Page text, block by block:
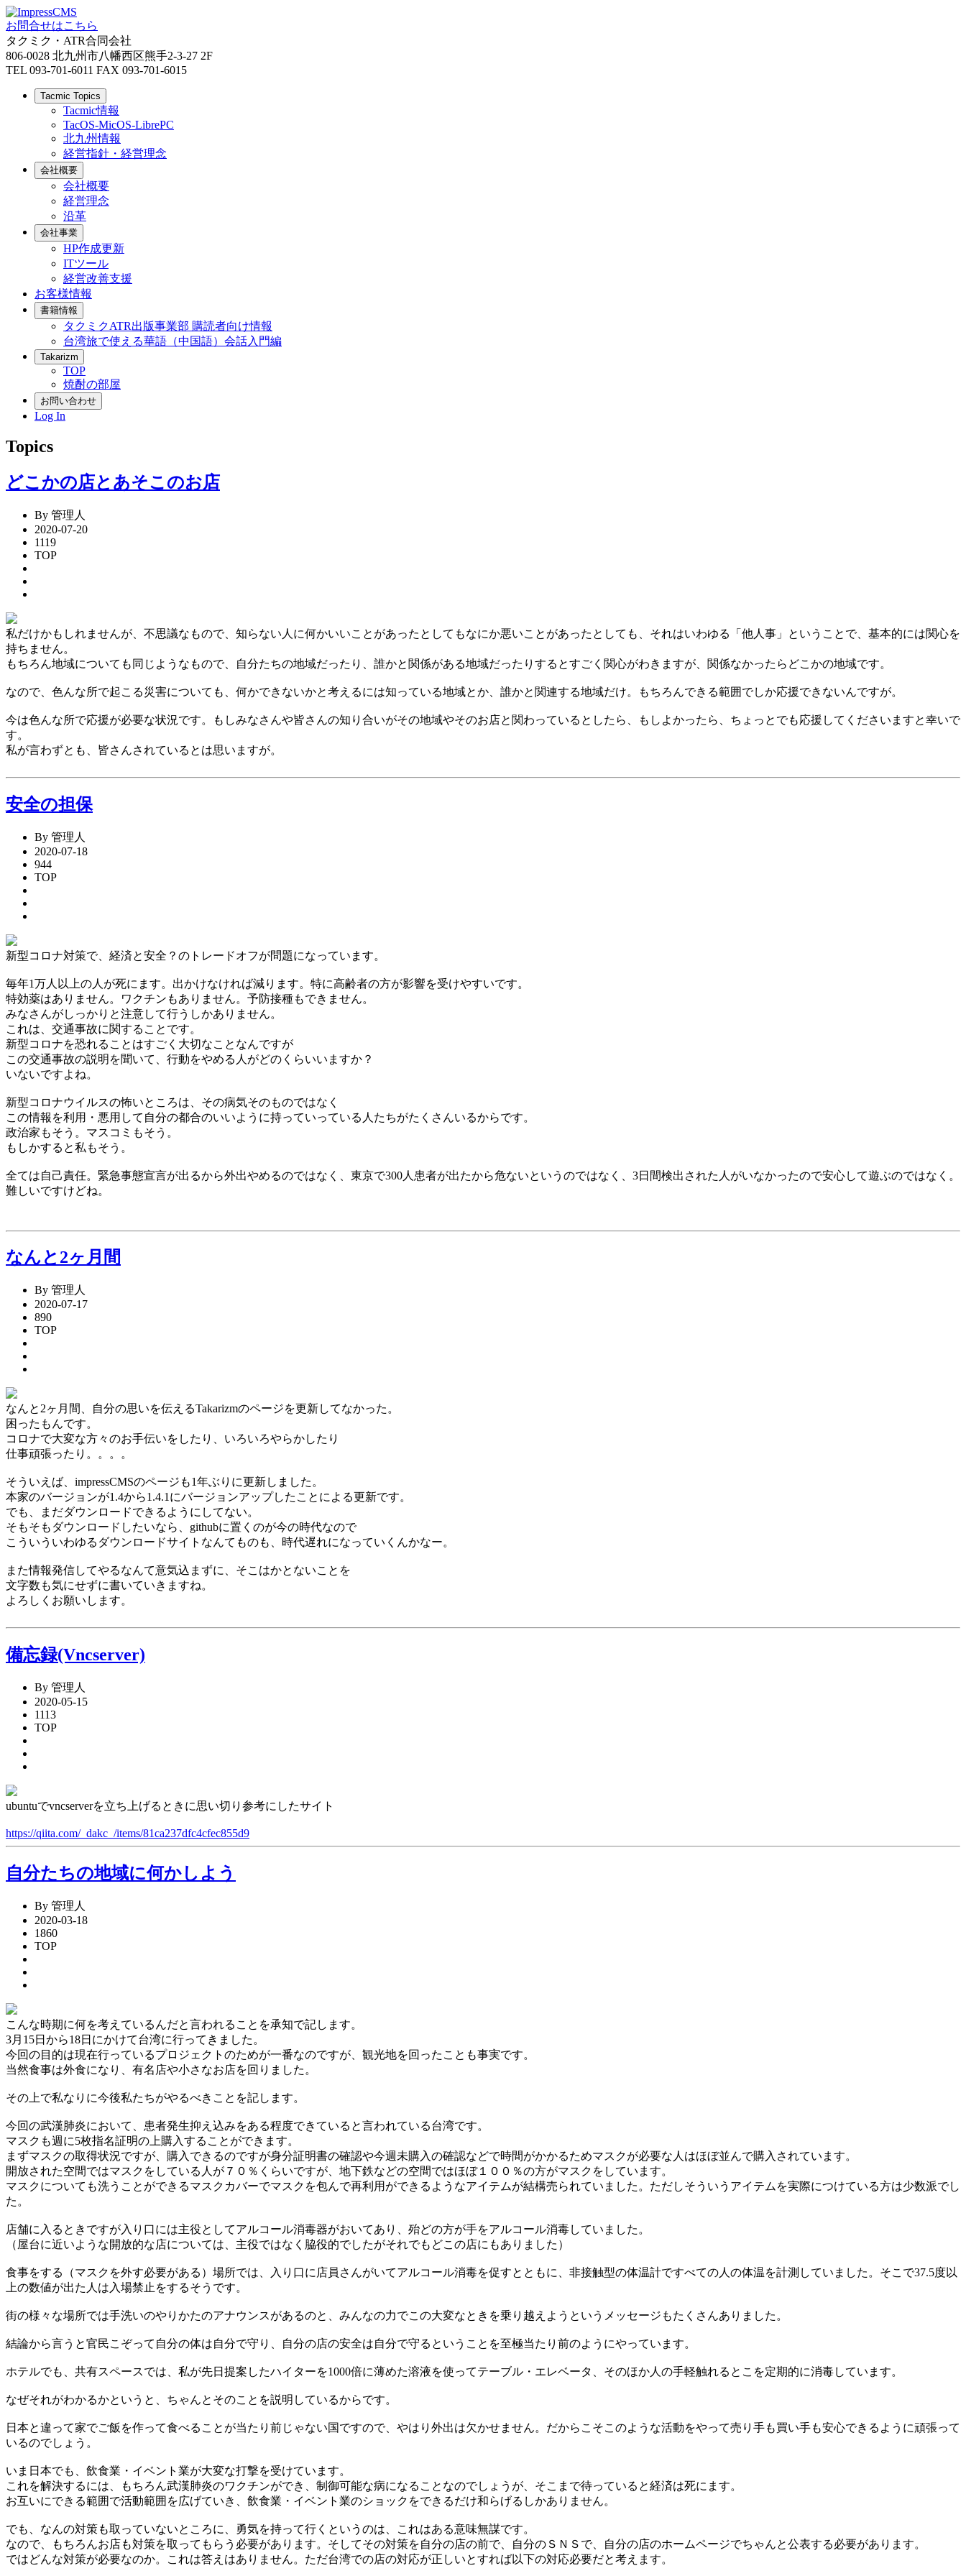
お問合せはこちら
タクミク・ATR合同会社
806-0028 北九州市八幡西区熊手2-3-27 2F
TEL 093-701-6011 FAX 093-701-6015
Tacmic Topics
Tacmic情報
TacOS-MicOS-LibrePC
北九州情報
経営指針・経営理念
会社概要
会社概要
経営理念
沿革
会社事業
HP作成更新
ITツール
経営改善支援
お客様情報
書籍情報
タクミクATR出版事業部 購読者向け情報
台湾旅で使える華語（中国語）会話入門編
Takarizm
TOP
焼酎の部屋
お問い合わせ
Log In
Topics
どこかの店とあそこのお店
By 管理人
2020-07-20
1119
TOP
私だけかもしれませんが、不思議なもので、知らない人に何かいいことがあったとしてもなにか悪いことがあったとしても、それはいわゆる「他人事」ということで、基本的には関心を
持ちません。
もちろん地域についても同じようなもので、自分たちの地域だったり、誰かと関係がある地域だったりするとすごく関心がわきますが、関係なかったらどこかの地域です。
なので、色んな所で起こる災害についても、何かできないかと考えるには知っている地域とか、誰かと関連する地域だけ。もちろんできる範囲でしか応援できないんですが。
今は色んな所で応援が必要な状況です。もしみなさんや皆さんの知り合いがその地域やそのお店と関わっているとしたら、もしよかったら、ちょっとでも応援してくださいますと幸いで
す。
私が言わずとも、皆さんされているとは思いますが。
安全の担保
By 管理人
2020-07-18
944
TOP
新型コロナ対策で、経済と安全？のトレードオフが問題になっています。
毎年1万人以上の人が死にます。出かけなければ減ります。特に高齢者の方が影響を受けやすいです。
特効薬はありません。ワクチンもありません。予防接種もできません。
みなさんがしっかりと注意して行うしかありません。
これは、交通事故に関することです。
新型コロナを恐れることはすごく大切なことなんですが
この交通事故の説明を聞いて、行動をやめる人がどのくらいいますか？
いないですよね。
新型コロナウイルスの怖いところは、その病気そのものではなく
この情報を利用・悪用して自分の都合のいいように持っていっている人たちがたくさんいるからです。
政治家もそう。マスコミもそう。
もしかすると私もそう。
全ては自己責任。緊急事態宣言が出るから外出やめるのではなく、東京で300人患者が出たから危ないというのではなく、3日間検出された人がいなかったので安心して遊ぶのではなく。
難しいですけどね。
なんと2ヶ月間
By 管理人
2020-07-17
890
TOP
なんと2ヶ月間、自分の思いを伝えるTakarizmのページを更新してなかった。
困ったもんです。
コロナで大変な方々のお手伝いをしたり、いろいろやらかしたり
仕事頑張ったり。。。。
そういえば、impressCMSのページも1年ぶりに更新しました。
本家のバージョンが1.4から1.4.1にバージョンアップしたことによる更新です。
でも、まだダウンロードできるようにしてない。
そもそもダウンロードしたいなら、githubに置くのが今の時代なので
こういういわゆるダウンロードサイトなんてものも、時代遅れになっていくんかなー。
また情報発信してやるなんて意気込まずに、そこはかとないことを
文字数も気にせずに書いていきますね。
よろしくお願いします。
備忘録(Vncserver)
By 管理人
2020-05-15
1113
TOP
ubuntuでvncserverを立ち上げるときに思い切り参考にしたサイト
https://qiita.com/_dakc_/items/81ca237dfc4cfec855d9
自分たちの地域に何かしよう
By 管理人
2020-03-18
1860
TOP
こんな時期に何を考えているんだと言われることを承知で記します。
3月15日から18日にかけて台湾に行ってきました。
今回の目的は現在行っているプロジェクトのためが一番なのですが、観光地を回ったことも事実です。
当然食事は外食になり、有名店や小さなお店を回りました。
その上で私なりに今後私たちがやるべきことを記します。
今回の武漢肺炎において、患者発生抑え込みをある程度できていると言われている台湾です。
マスクも週に5枚指名証明の上購入することができます。
まずマスクの取得状況ですが、購入できるのですが身分証明書の確認や今週未購入の確認などで時間がかかるためマスクが必要な人はほぼ並んで購入されています。
開放された空間ではマスクをしている人が７０％くらいですが、地下鉄などの空間ではほぼ１００％の方がマスクをしています。
マスクについても洗うことができるマスクカバーでマスクを包んで再利用ができるようなアイテムが結構売られていました。ただしそういうアイテムを実際につけている方は少数派でし
た。
店舗に入るときですが入り口には主役としてアルコール消毒器がおいてあり、殆どの方が手をアルコール消毒していました。
（屋台に近いような開放的な店については、主役ではなく脇役的でしたがそれでもどこの店にもありました）
食事をする（マスクを外す必要がある）場所では、入り口に店員さんがいてアルコール消毒を促すとともに、非接触型の体温計ですべての人の体温を計測していました。そこで37.5度以
上の数値が出た人は入場禁止をするそうです。
街の様々な場所では手洗いのやりかたのアナウンスがあるのと、みんなの力でこの大変なときを乗り越えようというメッセージもたくさんありました。
結論から言うと官民こぞって自分の体は自分で守り、自分の店の安全は自分で守るということを至極当たり前のようにやっています。
ホテルでも、共有スペースでは、私が先日提案したハイターを1000倍に薄めた溶液を使ってテーブル・エレベータ、そのほか人の手軽触れるとこを定期的に消毒しています。
なぜそれがわかるかというと、ちゃんとそのことを説明しているからです。
日本と違って家でご飯を作って食べることが当たり前じゃない国ですので、やはり外出は欠かせません。だからこそこのような活動をやって売り手も買い手も安心できるように頑張って
いるのでしょう。
いま日本でも、飲食業・イベント業が大変な打撃を受けています。
これを解決するには、もちろん武漢肺炎のワクチンができ、制御可能な病になることなのでしょうが、そこまで待っていると経済は死にます。
お互いにできる範囲で活動範囲を広げていき、飲食業・イベント業のショックをできるだけ和らげるしかありません。
でも、なんの対策も取っていないところに、勇気を持って行くというのは、これはある意味無謀です。
なので、もちろんお店も対策を取ってもらう必要があります。そしてその対策を自分の店の前で、自分のＳＮＳで、自分の店のホームページでちゃんと公表する必要があります。
ではどんな対策が必要なのか。これは答えはありません。ただ台湾での店の対応が正しいとすれば以下の対応必要だと考えます。